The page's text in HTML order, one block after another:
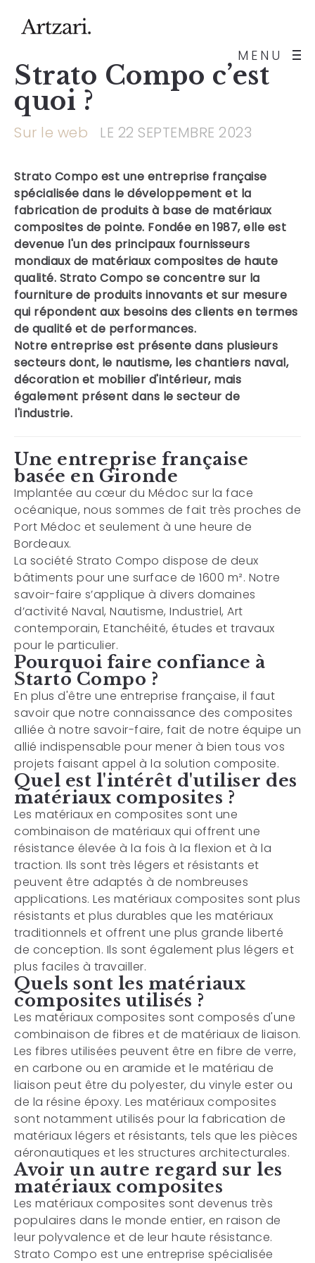
MENU
Strato Compo c’est
quoi ?
Sur le web LE 22 SEPTEMBRE 2023
Strato Compo est une entreprise française
spécialisée dans le développement et la
fabrication de produits à base de matériaux
composites de pointe. Fondée en 1987, elle est
devenue l'un des principaux fournisseurs
mondiaux de matériaux composites de haute
qualité. Strato Compo se concentre sur la
fourniture de produits innovants et sur mesure
qui répondent aux besoins des clients en termes
de qualité et de performances.
Notre entreprise est présente dans plusieurs
secteurs dont, le nautisme, les chantiers naval,
décoration et mobilier d'intérieur, mais
également présent dans le secteur de
l'industrie.
Une entreprise française
basée en Gironde
Implantée au cœur du Médoc sur la face
océanique, nous sommes de fait très proches de
Port Médoc et seulement à une heure de
Bordeaux.
La société Strato Compo dispose de deux
bâtiments pour une surface de 1600 m². Notre
savoir-faire s’applique à divers domaines
d’activité Naval, Nautisme, Industriel, Art
contemporain, Etanchéité, études et travaux
pour le particulier.
Pourquoi faire confiance à
Starto Compo ?
En plus d'être une entreprise française, il faut
savoir que notre connaissance des composites
alliée à notre savoir-faire, fait de notre équipe un
allié indispensable pour mener à bien tous vos
projets faisant appel à la solution composite.
Quel est l'intérêt d'utiliser des
matériaux composites ?
Les matériaux en composites sont une
combinaison de matériaux qui offrent une
résistance élevée à la fois à la flexion et à la
traction. Ils sont très légers et résistants et
peuvent être adaptés à de nombreuses
applications. Les matériaux composites sont plus
résistants et plus durables que les matériaux
traditionnels et offrent une plus grande liberté
de conception. Ils sont également plus légers et
plus faciles à travailler.
Quels sont les matériaux
composites utilisés ?
Les matériaux composites sont composés d'une
combinaison de fibres et de matériaux de liaison.
Les fibres utilisées peuvent être en fibre de verre,
en carbone ou en aramide et le matériau de
liaison peut être du polyester, du vinyle ester ou
de la résine époxy. Les matériaux composites
sont notamment utilisés pour la fabrication de
matériaux légers et résistants, tels que les pièces
aéronautiques et les structures architecturales.
Avoir un autre regard sur les
matériaux composites
Les matériaux composites sont devenus très
populaires dans le monde entier, en raison de
leur polyvalence et de leur haute résistance.
Strato Compo est une entreprise spécialisée